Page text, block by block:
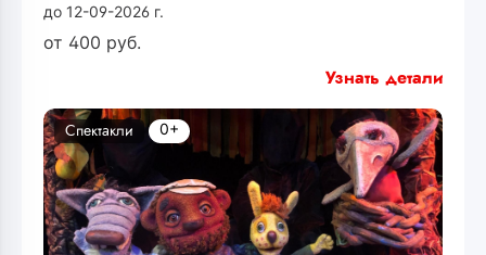
до 12-09-2026 г.
от 400 руб.
Узнать детали
Спектакли 0+